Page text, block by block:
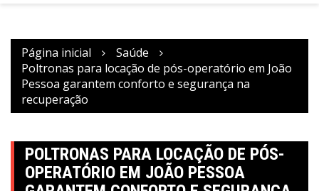
Página inicial
Saúde
Poltronas para locação de pós-operatório em João
Pessoa garantem conforto e segurança na
recuperação
POLTRONAS PARA LOCAÇÃO DE PÓS-
OPERATÓRIO EM JOÃO PESSOA